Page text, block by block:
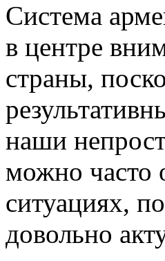
Система
в центре
страны,
наши
можно часто
ситуациях,
довольно